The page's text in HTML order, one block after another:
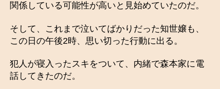
関係している可能性が高いと見始めていたのだ。
そして、これまで泣いてばかりだった知世嬢も、
この日の午後2時、思い切った行動に出る。
犯人が寝入ったスキをついて、内緒で森本家に電
話してきたのだ。